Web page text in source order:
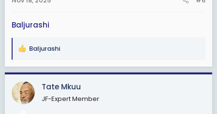
s
Baljurashi
R
a
c
t
i
Baljurashi
Tate Mkuu
JF-Expert Member